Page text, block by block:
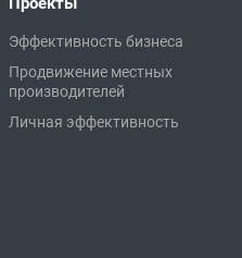
Эффективность бизнеса
Продвижение местных
производителей
Личная эффективность